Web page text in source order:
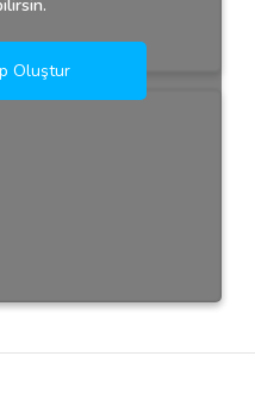
Oluştur